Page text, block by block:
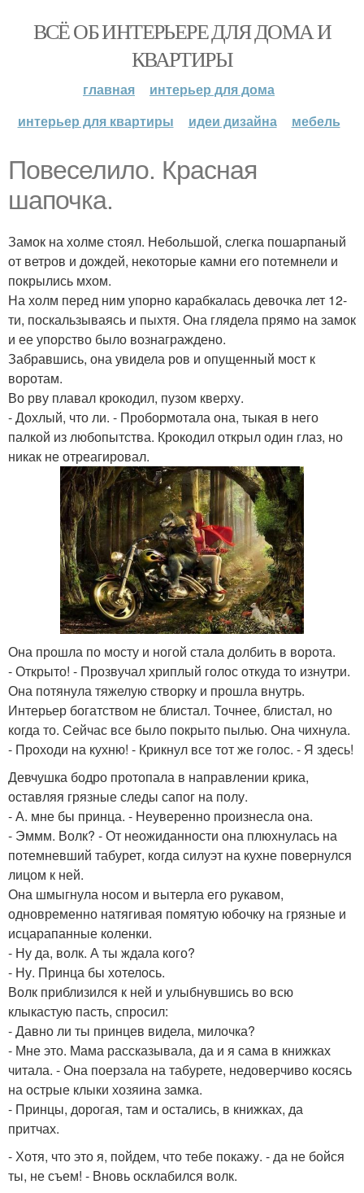
ВСЁ ОБ ИНТЕРЬЕРЕ ДЛЯ ДОМА И
КВАРТИРЫ
главная
интерьер для дома
интерьер для квартиры
идеи дизайна мебель
Повеселило. Красная
шапочка.
Замок на холме стоял. Небольшой, слегка пошарпаный
от ветров и дождей, некоторые камни его потемнели и
покрылись мхом.
На холм перед ним упорно карабкалась девочка лет 12-
ти, поскальзываясь и пыхтя. Она глядела прямо на замок
и ее упорство было вознаграждено.
Забравшись, она увидела ров и опущенный мост к
воротам.
Во рву плавал крокодил, пузом кверху.
- Дохлый, что ли. - Пробормотала она, тыкая в него
палкой из любопытства. Крокодил открыл один глаз, но
никак не отреагировал.
Она прошла по мосту и ногой стала долбить в ворота.
- Открыто! - Прозвучал хриплый голос откуда то изнутри.
Она потянула тяжелую створку и прошла внутрь.
Интерьер богатством не блистал. Точнее, блистал, но
когда то. Сейчас все было покрыто пылью. Она чихнула.
- Проходи на кухню! - Крикнул все тот же голос. - Я здесь!
Девчушка бодро протопала в направлении крика,
оставляя грязные следы сапог на полу.
- А. мне бы принца. - Неуверенно произнесла она.
- Эммм. Волк? - От неожиданности она плюхнулась на
потемневший табурет, когда силуэт на кухне повернулся
лицом к ней.
Она шмыгнула носом и вытерла его рукавом,
одновременно натягивая помятую юбочку на грязные и
исцарапанные коленки.
- Ну да, волк. А ты ждала кого?
- Ну. Принца бы хотелось.
Волк приблизился к ней и улыбнувшись во всю
клыкастую пасть, спросил:
- Давно ли ты принцев видела, милочка?
- Мне это. Мама рассказывала, да и я сама в книжках
читала. - Она поерзала на табурете, недоверчиво косясь
на острые клыки хозяина замка.
- Принцы, дорогая, там и остались, в книжках, да
притчах.
- Хотя, что это я, пойдем, что тебе покажу. - да не бойся
ты, не съем! - Вновь осклабился волк.